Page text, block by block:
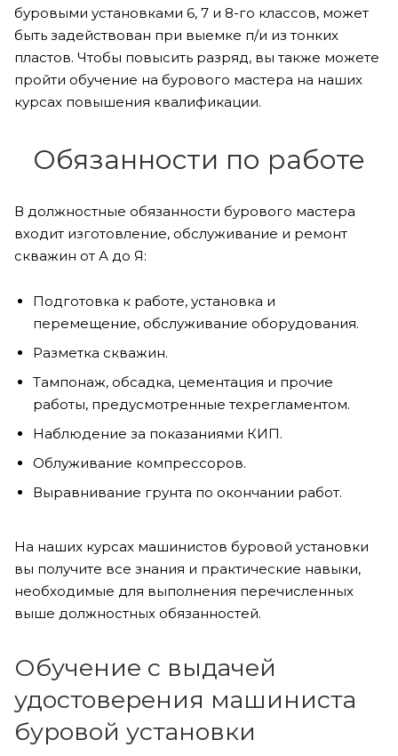
буровыми установками 6, 7 и 8-го классов, может
быть задействован при выемке п/и из тонких
пластов. Чтобы повысить разряд, вы также можете
пройти обучение на бурового мастера на наших
курсах повышения квалификации.
Обязанности по работе
В должностные обязанности бурового мастера
входит изготовление, обслуживание и ремонт
скважин от А до Я:
Подготовка к работе, установка и
перемещение, обслуживание оборудования.
Разметка скважин.
Тампонаж, обсадка, цементация и прочие
работы, предусмотренные техрегламентом.
Наблюдение за показаниями КИП.
Облуживание компрессоров.
Выравнивание грунта по окончании работ.
На наших курсах машинистов буровой установки
вы получите все знания и практические навыки,
необходимые для выполнения перечисленных
выше должностных обязанностей.
Обучение с выдачей
удостоверения машиниста
буровой установки